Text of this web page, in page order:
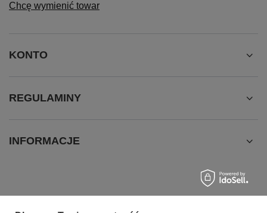
Chcę wymienić towar
KONTO
REGULAMINY
INFORMACJE